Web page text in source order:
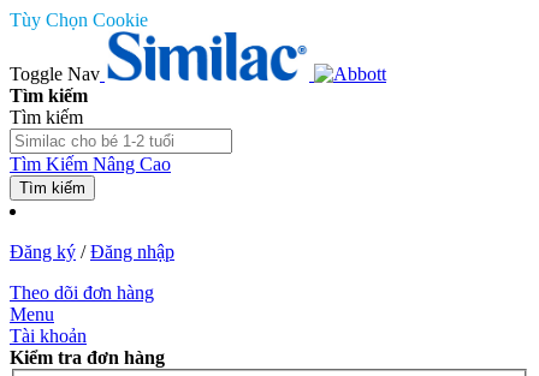
Tùy Chọn Cookie
Toggle Nav
Tìm kiếm
Tìm kiếm
Tìm Kiếm Nâng Cao
Tìm kiếm
Đăng ký /Đăng nhập
Theo dõi đơn hàng
Menu
Tài khoản
Kiểm tra đơn hàng